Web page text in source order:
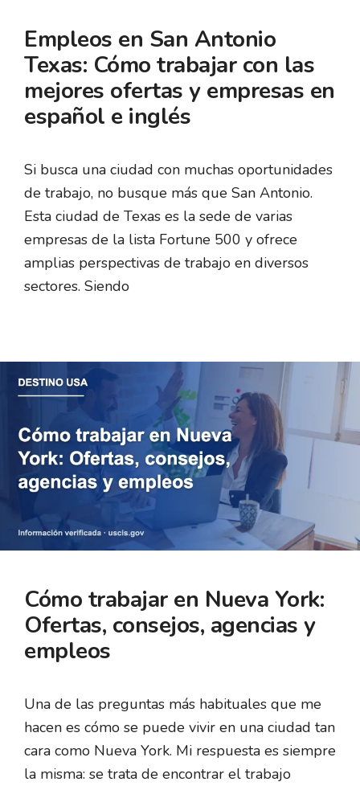
Empleos en San Antonio
Texas: Cómo trabajar con las
mejores ofertas y empresas en
español e inglés
Si busca una ciudad con muchas oportunidades
de trabajo, no busque más que San Antonio.
Esta ciudad de Texas es la sede de varias
empresas de la lista Fortune 500 y ofrece
amplias perspectivas de trabajo en diversos
sectores. Siendo
Cómo trabajar en Nueva York:
Ofertas, consejos, agencias y
empleos
Una de las preguntas más habituales que me
hacen es cómo se puede vivir en una ciudad tan
cara como Nueva York. Mi respuesta es siempre
la misma: se trata de encontrar el trabajo